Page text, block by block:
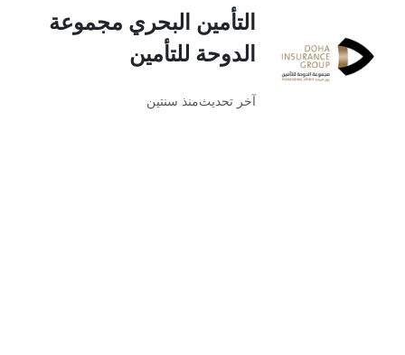
التأمين البحري مجموعة
الدوحة للتأمين
آخر تحديثمنذ سنتين